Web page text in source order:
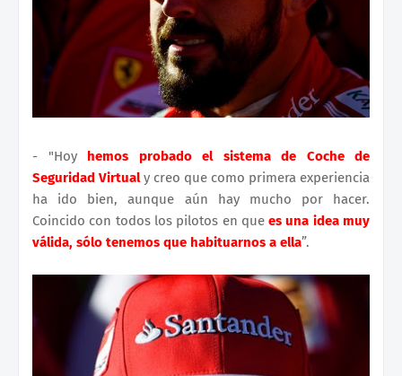
- "Hoy hemos probado el sistema de Coche de
Seguridad Virtualy creo que como primera experiencia
ha ido bien, aunque aún hay mucho por hacer.
Coincido con todos los pilotos en quees una idea muy
válida, sólo tenemos que habituarnos a ella”.